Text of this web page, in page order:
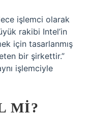
işlemci olarak
rakibi Intel’in
için tasarlanmış
bir şirkettir.”
işlemciyle
MI?